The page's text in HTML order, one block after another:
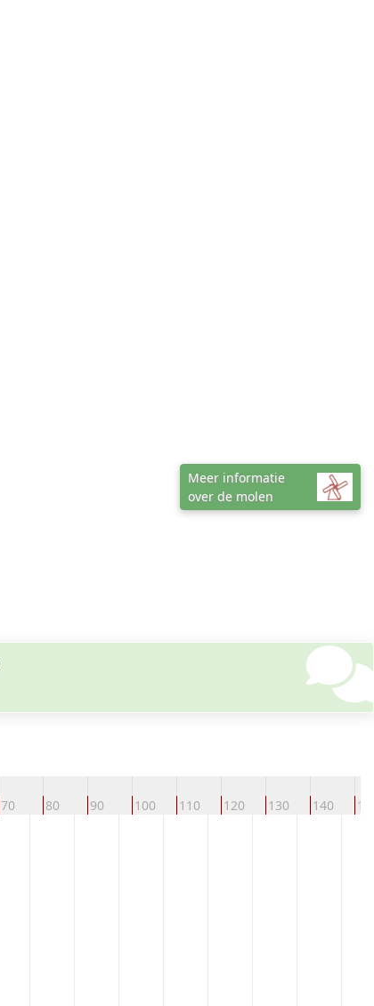
Meer informatie
over de molen
70 80 90 100 110 120 130 140